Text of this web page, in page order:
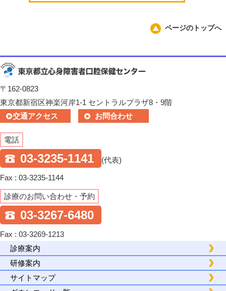
ページのトップへ
〒162-0823
東京都新宿区神楽河岸1-1 セントラルプラザ8・9階
交通アクセス
お問合わせ
電話
03-3235-1141 (代表)
Fax : 03-3235-1144
診療のお問い合わせ・予約
03-3267-6480
Fax : 03-3269-1213
診療案内
研修案内
サイトマップ